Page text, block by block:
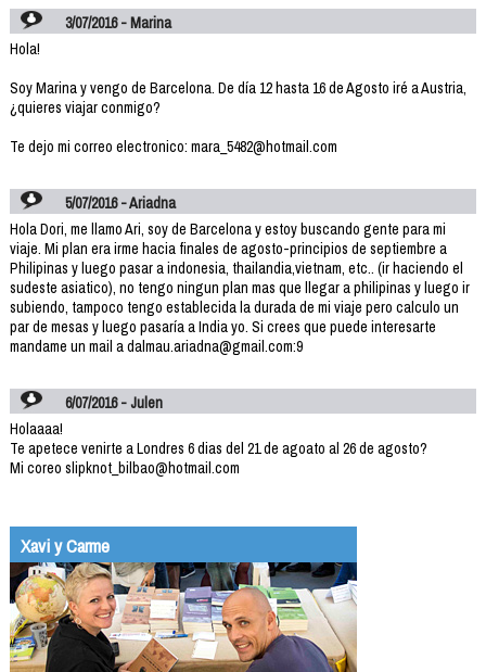
3/07/2016 - Marina
Hola!
Soy Marina y vengo de Barcelona. De día 12 hasta 16 de Agosto iré a Austria,
¿quieres viajar conmigo?
Te dejo mi correo electronico: mara_5482@hotmail.com
5/07/2016 - Ariadna
Hola Dori, me llamo Ari, soy de Barcelona y estoy buscando gente para mi
viaje. Mi plan era irme hacia finales de agosto-principios de septiembre a
Philipinas y luego pasar a indonesia, thailandia,vietnam, etc.. (ir haciendo el
sudeste asiatico), no tengo ningun plan mas que llegar a philipinas y luego ir
subiendo, tampoco tengo establecida la durada de mi viaje pero calculo un
par de mesas y luego pasaría a India yo. Si crees que puede interesarte
mandame un mail a dalmau.ariadna@gmail.com:9
6/07/2016 - Julen
Holaaaa!
Te apetece venirte a Londres 6 dias del 21 de agoato al 26 de agosto?
Mi coreo slipknot_bilbao@hotmail.com
Xavi y Carme